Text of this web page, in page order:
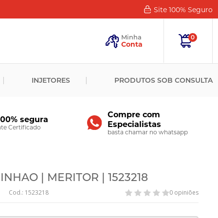
Site 100% Seguro
Minha
Conta
Senha?
Novo
CADASTRAR
0
INJETORES PRODUTOS SOB CONSULTA
segura
Certificado
Compre com
Especialistas
basta chamar no whatsapp
| MERITOR | 1523218
Cod.: 1523218 0 opiniões